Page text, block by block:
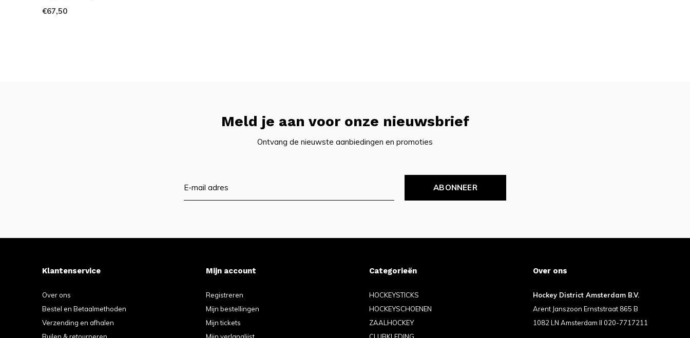
€67,50
Meld je aan voor onze nieuwsbrief
Ontvang de nieuwste aanbiedingen en promoties
ABONNEER
Klantenservice
Over ons
Bestel en Betaalmethoden
Verzending en afhalen
Mijn account
Registreren
Mijn bestellingen
Mijn tickets
Categorieën
HOCKEYSTICKS
HOCKEYSCHOENEN
ZAALHOCKEY
Over ons
Hockey District Amsterdam B.V.
Arent Janszoon Ernststraat 865 B
1082 LN Amsterdam II 020-7717211